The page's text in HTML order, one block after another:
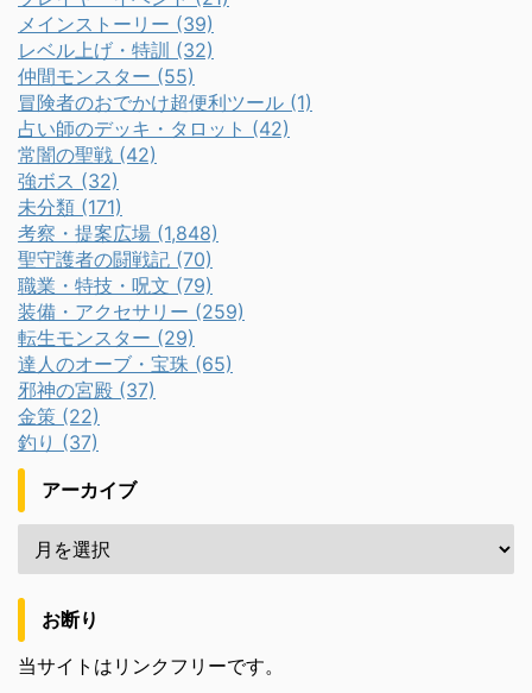
メインストーリー (39)
レベル上げ・特訓 (32)
仲間モンスター (55)
冒険者のおでかけ超便利ツール (1)
占い師のデッキ・タロット (42)
常闇の聖戦 (42)
強ボス (32)
未分類 (171)
考察・提案広場 (1,848)
聖守護者の闘戦記 (70)
職業・特技・呪文 (79)
装備・アクセサリー (259)
転生モンスター (29)
達人のオーブ・宝珠 (65)
邪神の宮殿 (37)
金策 (22)
釣り (37)
アーカイブ
お断り
当サイトはリンクフリーです。